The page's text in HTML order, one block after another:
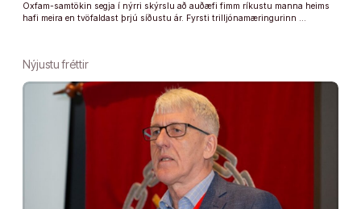
Oxfam-samtökin segja í nýrri skýrslu að auðæfi fimm ríkustu manna heims
hafi meira en tvöfaldast þrjú síðustu ár. Fyrsti trilljónamæringurinn …
Nýjustu fréttir